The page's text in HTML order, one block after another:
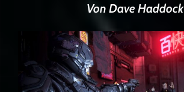
Von Dave Haddock